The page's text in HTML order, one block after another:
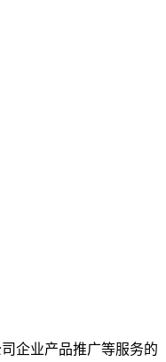
企业产品推广等服务的